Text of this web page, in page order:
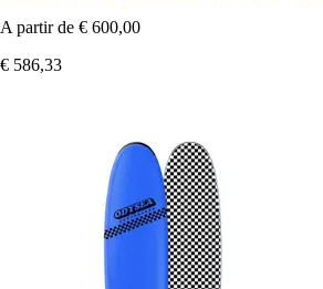
A partir de € 600,00
€ 586,33